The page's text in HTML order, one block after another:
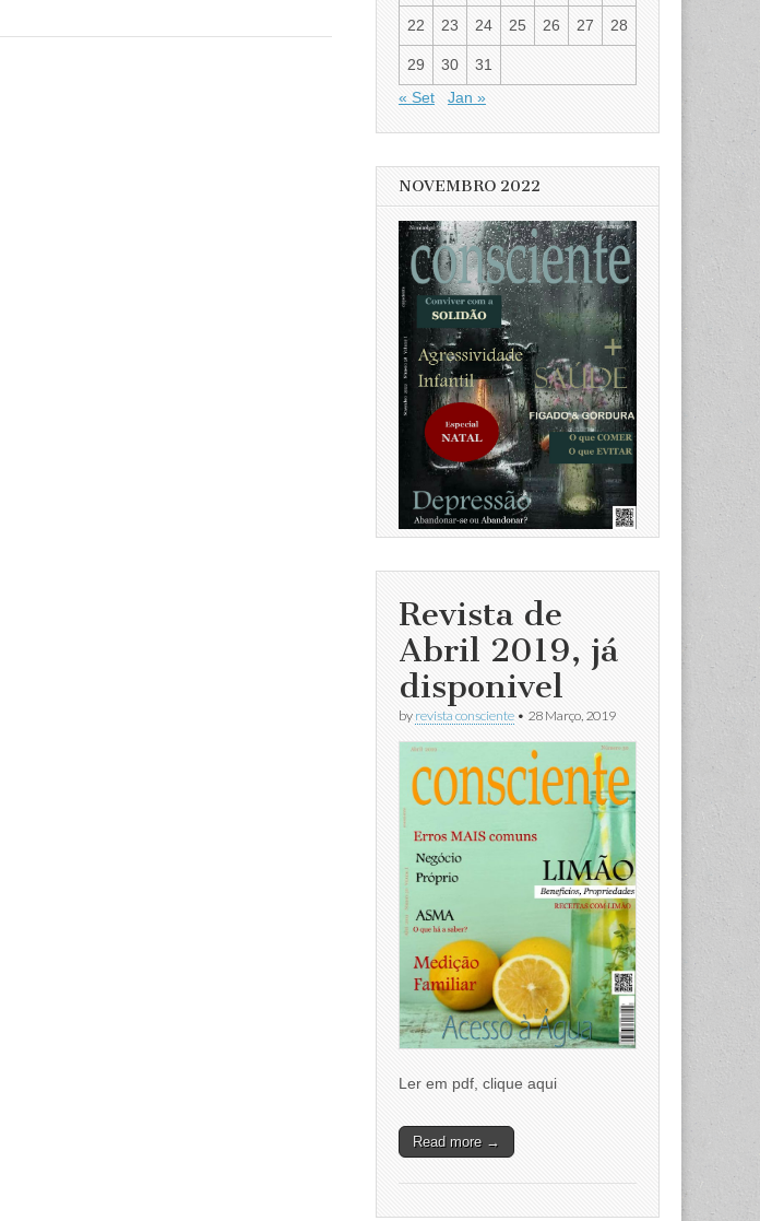
22 23 24 25 26 27 28
29 30
31
« Set
Jan »
NOVEMBRO 2022
Revista de
Abril 2019, já
disponivel
by revista consciente • 28 Março, 2019
Ler em pdf, clique aqui
Read more →